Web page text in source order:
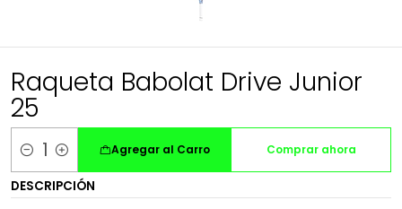
Raqueta Babolat Drive Junior
25
Cantidad
Agregar al Carro Comprar ahora
DESCRIPCIÓN